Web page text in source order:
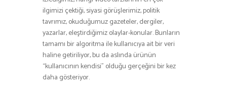
ilgimizi çektiği, siyasi görüşlerimiz, politik
tavrımız, okuduğumuz gazeteler, dergiler,
yazarlar, eleştirdiğimiz olaylar-konular. Bunların
tamamı bir algoritma ile kullanıcıya ait bir veri
haline getiriliyor, bu da aslında ürünün
“kullanıcının kendisi” olduğu gerçeğini bir kez
daha gösteriyor.